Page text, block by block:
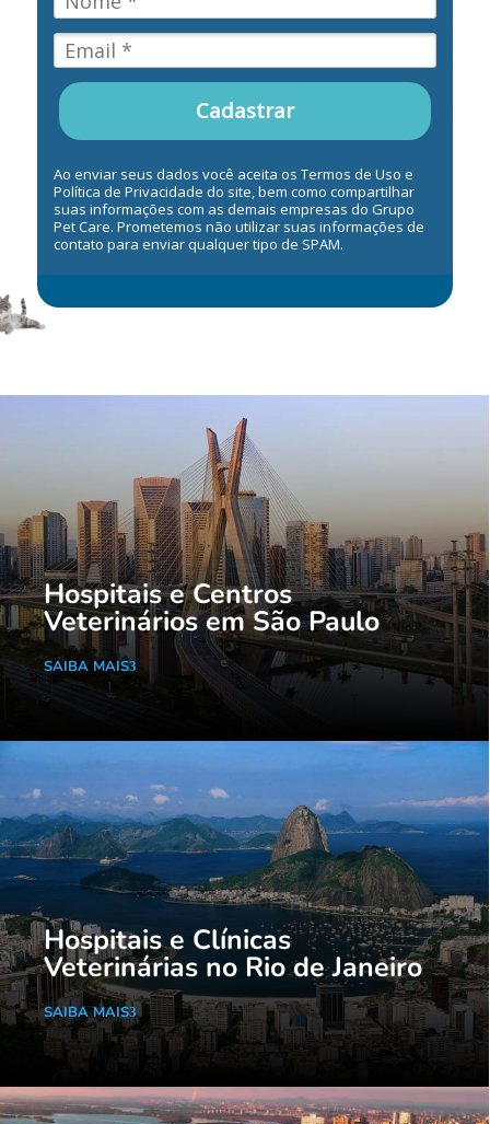
Cadastrar
Ao enviar seus dados você aceita os Termos de Uso e
Política de Privacidade do site, bem como compartilhar
suas informações com as demais empresas do Grupo
Pet Care. Prometemos não utilizar suas informações de
contato para enviar qualquer tipo de SPAM.
Hospitais e Centros
Veterinários em São Paulo
SAIBA MAIS
Hospitais e Clínicas
Veterinárias no Rio de Janeiro
SAIBA MAIS